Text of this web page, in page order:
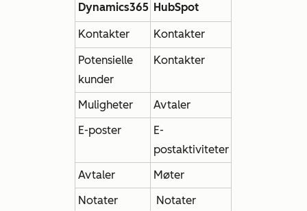
Dynamics365 HubSpot
Kontakter
Kontakter
Potensielle
kunder
Kontakter
Muligheter
Avtaler
E-poster
E-
postaktiviteter
Avtaler
Møter
Notater
Notater